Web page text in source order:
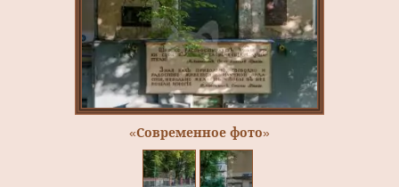
«Современное фото»